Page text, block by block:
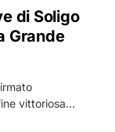
di Soligo
Grande
vittoriosa…